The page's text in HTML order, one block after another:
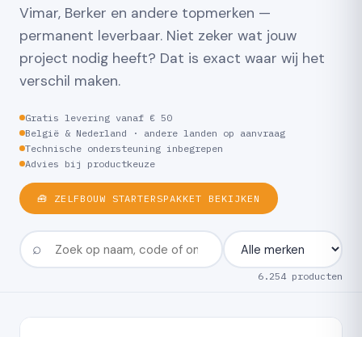
Vimar, Berker en andere topmerken —
permanent leverbaar. Niet zeker wat jouw
project nodig heeft? Dat is exact waar wij het
verschil maken.
Gratis levering vanaf € 50
België & Nederland · andere landen op aanvraag
Technische ondersteuning inbegrepen
Advies bij productkeuze
🧰 ZELFBOUW STARTERSPAKKET BEKIJKEN
6.254 producten